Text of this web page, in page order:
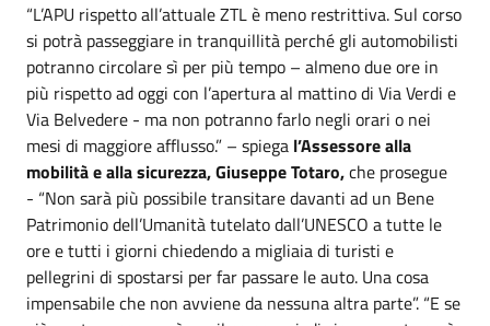
“L’APU rispetto all’attuale ZTL è meno restrittiva. Sul corso
si potrà passeggiare in tranquillità perché gli automobilisti
potranno circolare sì per più tempo – almeno due ore in
più rispetto ad oggi con l’apertura al mattino di Via Verdi e
Via Belvedere - ma non potranno farlo negli orari o nei
mesi di maggiore afflusso.” – spiega l’Assessore alla
mobilità e alla sicurezza, Giuseppe Totaro,che prosegue
- “Non sarà più possibile transitare davanti ad un Bene
Patrimonio dell’Umanità tutelato dall’UNESCO a tutte le
ore e tutti i giorni chiedendo a migliaia di turisti e
pellegrini di spostarsi per far passare le auto. Una cosa
impensabile che non avviene da nessuna altra parte”. “E se